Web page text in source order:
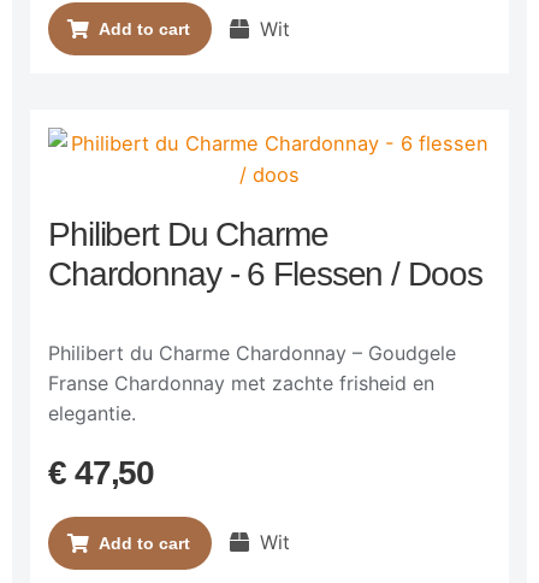
Add to cart Wit
Philibert Du Charme
Chardonnay - 6 Flessen / Doos
Philibert du Charme Chardonnay – Goudgele
Franse Chardonnay met zachte frisheid en
elegantie.
€47,50
Add to cart Wit